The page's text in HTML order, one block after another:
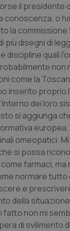
Crohn &
&
& Nutrizione
pelle
Cardiologia
il
conoscenza, o
la commissione
più disegni di
discipline quali
non
come la
inserito proprio
dei loro
si aggiunga
omeopatici.
si possa
farmaci, ma
normare tutto
e
della
fatto non mi
di svilimento